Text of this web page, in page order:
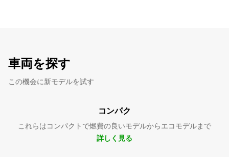
車両を探す
この機会に新モデルを試す
コンパク
これらはコンパクトで燃費の良いモデルからエコモデルまで
詳しく見る